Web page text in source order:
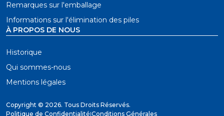
Remarques sur l'emballage
Informations sur l'élimination des piles
À PROPOS DE NOUS
Historique
Qui sommes-nous
Mentions légales
Copyright © 2026. Tous Droits Réservés.
Politique de Confidentialité|Conditions Générales